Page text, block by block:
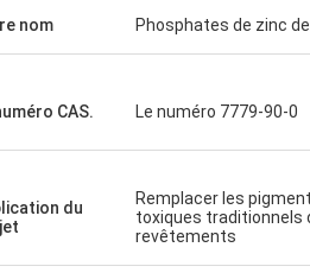
nom Phosphates de zinc
CAS. Le numéro 7779-90-0
du
Remplacer les
toxiques traditionnels
revêtements